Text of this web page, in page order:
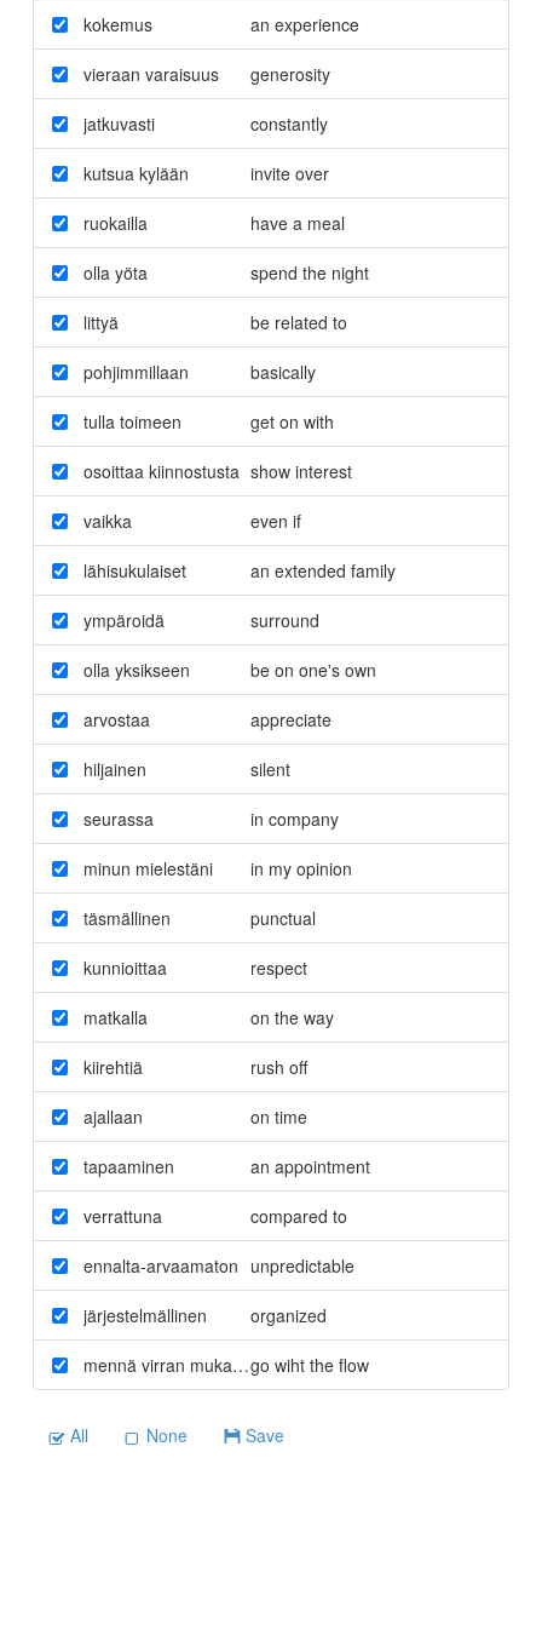
kokemus an experience
vieraan varaisuus generosity
jatkuvasti constantly
kutsua kylään invite over
ruokailla have a meal
olla yöta spend the night
littyä be related to
pohjimmillaan basically
tulla toimeen get on with
osoittaa kiinnostusta show interest
vaikka even if
lähisukulaiset an extended family
ympäroidä surround
olla yksikseen be on one's own
arvostaa appreciate
hiljainen silent
seurassa in company
minun mielestäni in my opinion
täsmällinen punctual
kunnioittaa respect
matkalla on the way
kiirehtiä rush off
ajallaan on time
tapaaminen an appointment
verrattuna compared to
ennalta-arvaamaton unpredictable
järjestelmällinen organized
mennä virran mukanago wiht the flow
All None Save